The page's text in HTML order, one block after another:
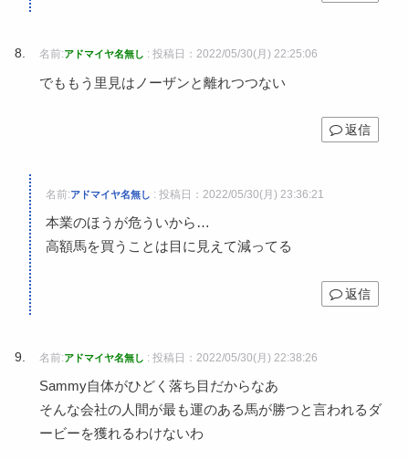
名前:アドマイヤ名無し : 投稿日：2022/05/30(月) 22:25:06
でももう里見はノーザンと離れつつない
返信
名前:アドマイヤ名無し : 投稿日：2022/05/30(月) 23:36:21
本業のほうが危ういから…
高額馬を買うことは目に見えて減ってる
返信
名前:アドマイヤ名無し : 投稿日：2022/05/30(月) 22:38:26
Sammy自体がひどく落ち目だからなあ
そんな会社の人間が最も運のある馬が勝つと言われるダ
ービーを獲れるわけないわ